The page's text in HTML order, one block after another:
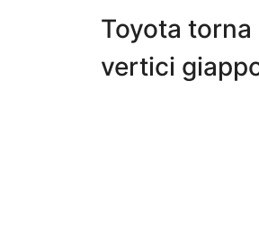
Toyota
vertici